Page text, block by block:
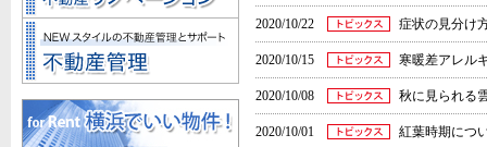
2020/10/22 症状の見分け
2020/10/15 寒暖差アレル
2020/10/08 秋に見られる
2020/10/01 紅葉時期につ